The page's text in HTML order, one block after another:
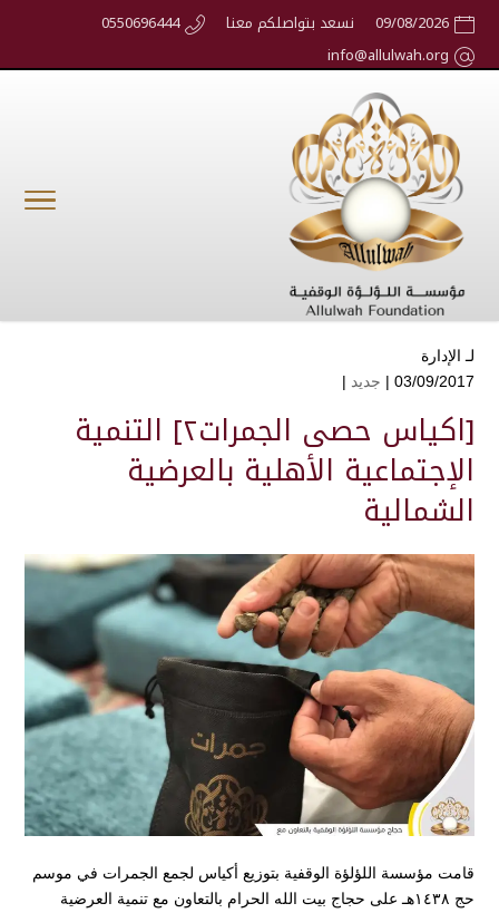
09/08/2026 نسعد بتواصلكم معنا
0550696444
info@allulwah.org
لـ الإدارة
03/09/2017 |
جديد |
[اكياس حصى الجمرات٢] التنمية
الإجتماعية الأهلية بالعرضية
الشمالية
‏قامت ⁧‫مؤسسة اللؤلؤة الوقفية‬⁩ بتوزيع أكياس لجمع الجمرات في موسم
حج ١٤٣٨هـ على ⁧‫حجاج‬⁩ بيت الله الحرام بالتعاون مع تنمية العرضية